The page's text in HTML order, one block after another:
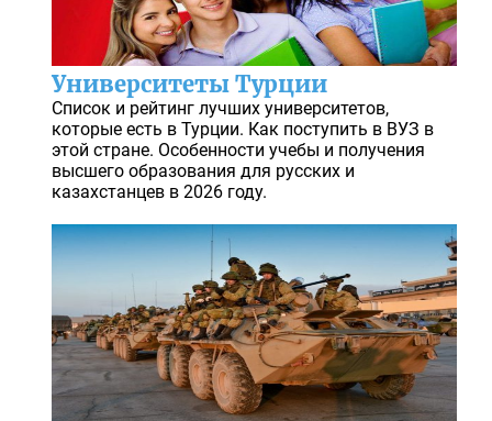
Университеты Турции
Список и рейтинг лучших университетов,
которые есть в Турции. Как поступить в ВУЗ в
этой стране. Особенности учебы и получения
высшего образования для русских и
казахстанцев в 2026 году.